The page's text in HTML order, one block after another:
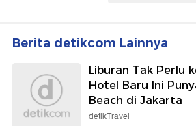
Berita detikcom Lainnya
Liburan Tak Perlu
Hotel Baru Ini
Beach di Jakarta
detikTravel